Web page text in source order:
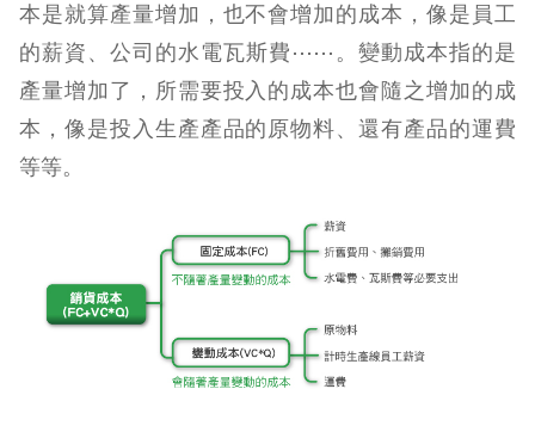
本是就算產量增加，也不會增加的成本，像是員工
的薪資、公司的水電瓦斯費⋯⋯。變動成本指的是
產量增加了，所需要投入的成本也會隨之增加的成
本，像是投入生產產品的原物料、還有產品的運費
等等。